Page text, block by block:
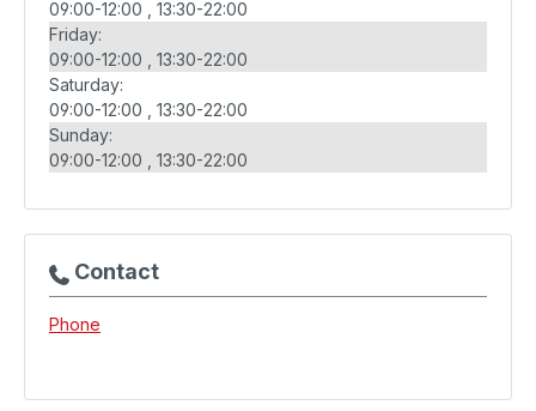
09:00-12:00
13:30-22:00
Friday:
09:00-12:00
13:30-22:00
Saturday:
09:00-12:00
13:30-22:00
Sunday:
09:00-12:00
13:30-22:00
Contact
Phone